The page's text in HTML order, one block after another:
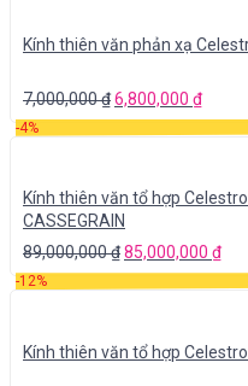
Kính thiên văn phản xạ
7,000,000₫6,800,000 ₫
-4%
Kính thiên văn tổ hợp
CASSEGRAIN
89,000,000₫85,000,000 ₫
-12%
Kính thiên văn tổ hợp